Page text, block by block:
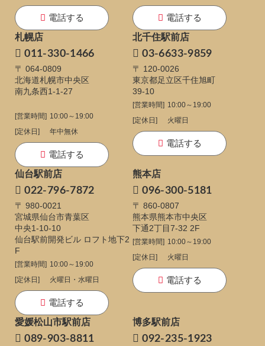
電話する
電話する
札幌店
011-330-1466
〒 064-0809
北海道札幌市中央区
南九条西1-1-27
[営業時間] 10:00～19:00
[定休日]
年中無休
電話する
北千住駅前店
03-6633-9859
〒 120-0026
東京都足立区千住旭町
39-10
[営業時間] 10:00～19:00
[定休日]
火曜日
電話する
仙台駅前店
022-796-7872
〒 980-0021
宮城県仙台市青葉区
中央1-10-10
仙台駅前開発ビル ロフト地下2
F
[営業時間] 10:00～19:00
[定休日]
火曜日・水曜日
電話する
熊本店
096-300-5181
〒 860-0807
熊本県熊本市中央区
下通2丁目7-32 2F
[営業時間] 10:00～19:00
[定休日]
火曜日
電話する
愛媛松山市駅前店
089-903-8811
博多駅前店
092-235-1923